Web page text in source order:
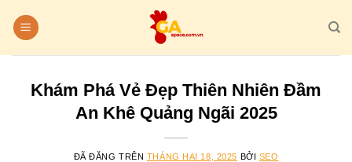
đến
Khám Phá Vẻ Đẹp Thiên Nhiên Đầm
An Khê Quảng Ngãi 2025
ĐÃ ĐĂNG TRÊN THÁNG HAI 18, 2025 BỞI SEO